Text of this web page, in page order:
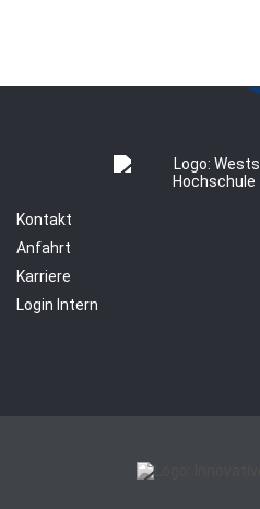
Kontakt
Anfahrt
Karriere
Login Intern